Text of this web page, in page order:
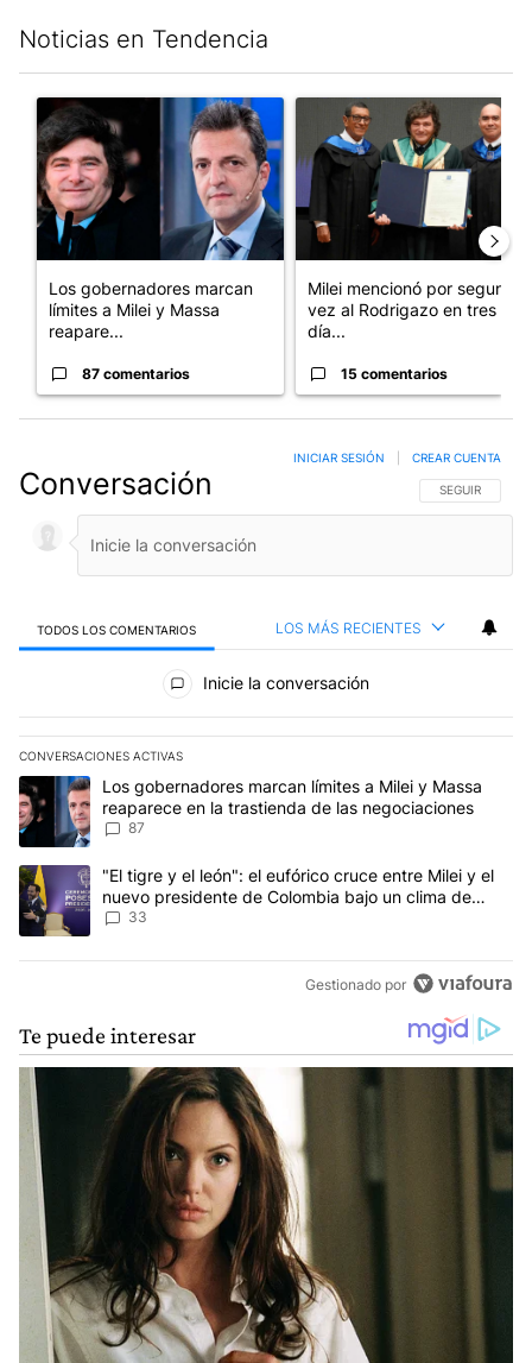
Noticias en Tendencia
Un artículo de tendencia con el título "Los gobernadores
Los gobernadores marcan
límites a Milei y Massa
reapare...
87 comentarios
Un artículo de tendencia
Milei mencionó por segunda
vez al Rodrigazo en tres
día...
15 comentarios
Conversación SIGA ESTA
SEGUIR
INICIAR SESIÓN CREAR CUENTA
TODOS LOS COMENTARIOS LOS MÁS RECIENTES
Todos los comentarios
Inicie la conversación
CONVERSACIONES ACTIVAS
Este listado muestra los artículos con más comentarios en los
Un artículo de tendencia con el título "Los gobernadores marcan
Los gobernadores marcan límites a Milei y Massa
reaparece en la trastienda de las negociaciones
87
Un artículo de tendencia con el título ""El tigre y el león": el
"El tigre y el león": el eufórico cruce entre Milei y el
nuevo presidente de Colombia bajo un clima de
máxima tensión
33
Gestionado por